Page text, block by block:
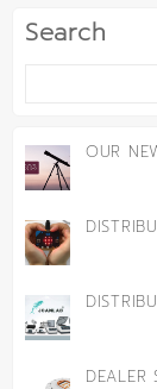
Search
OUR
DEALER